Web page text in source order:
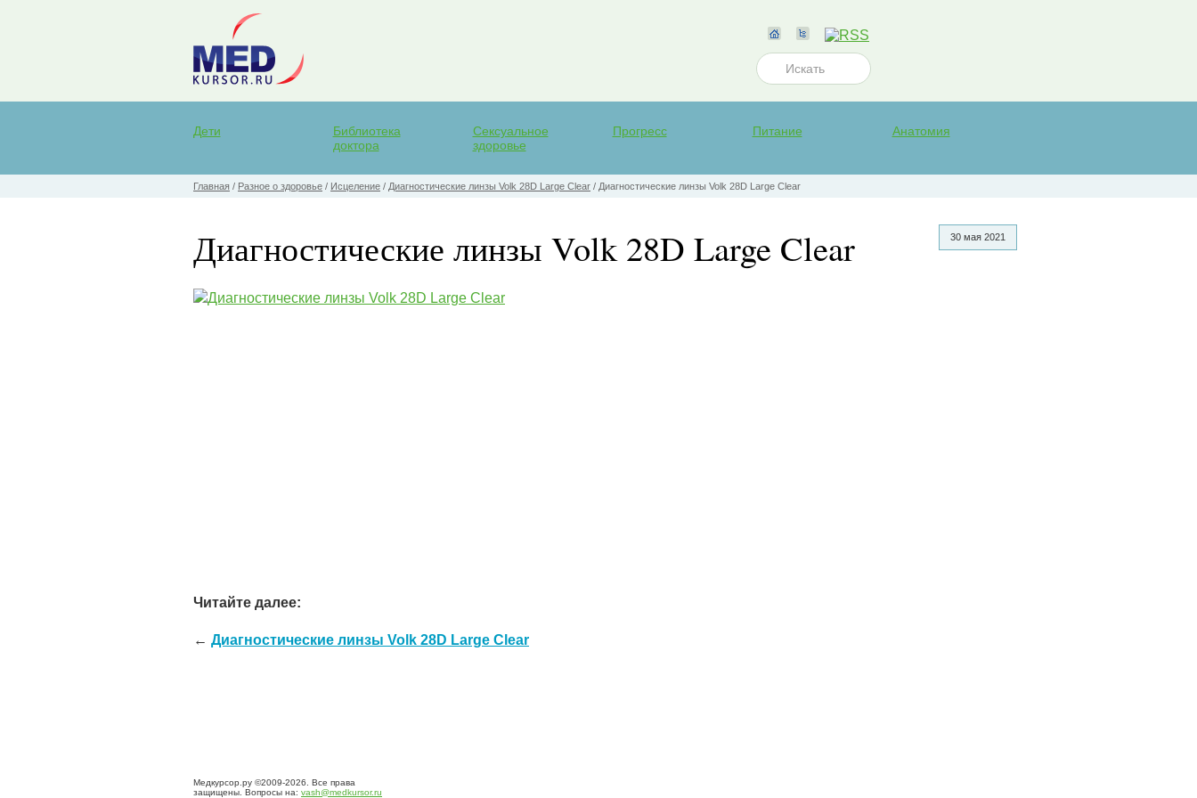
Дети
Библиотека
доктора
Сексуальное
здоровье
Прогресс Питание Анатомия
Главная / Разное о здоровье / Исцеление / Диагностические линзы Volk 28D Large Clear / Диагностические линзы Volk 28D Large Clear
30 мая 2021
Диагностические линзы Volk 28D Large Clear
Читайте далее:
← Диагностические линзы Volk 28D Large Clear
Медкурсор.ру ©2009-2026. Все права
защищены. Вопросы на: vash@medkursor.ru